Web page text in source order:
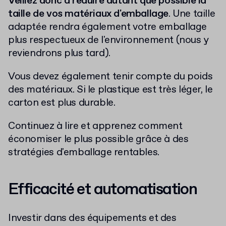
taille de vos matériaux d'emballage. Une taille
adaptée rendra également votre emballage
plus respectueux de l'environnement (nous y
reviendrons plus tard).
Vous devez également tenir compte du poids
des matériaux. Si le plastique est très léger, le
carton est plus durable.
Continuez à lire et apprenez comment
économiser le plus possible grâce à des
stratégies d'emballage rentables.
Efficacité et automatisation
Investir dans des équipements et des